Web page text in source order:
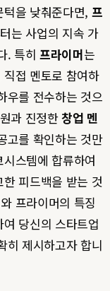
을 낮춰준다면, 프
는 사업의 지속 가
. 특히프라이머는
접 멘토로 참여하
우를 전수하는 것으
과 진정한창업 멘
고를 확인하는 것만
스템에 합류하여
피드백을 받는 것
프라이머의 특징
당신의 스타트업
히 제시하고자 합니